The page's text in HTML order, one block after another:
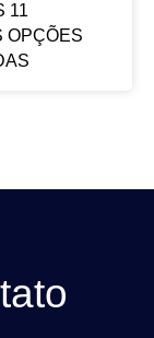
11
OPÇÕES